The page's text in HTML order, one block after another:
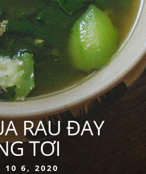
RAU ĐAY
TƠI
10 6, 2020